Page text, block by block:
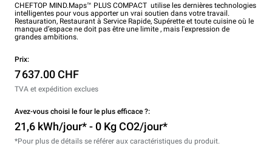
CHEFTOP MIND.Maps™ PLUS COMPACT utilise les dernières technologies
intelligentes pour vous apporter un vrai soutien dans votre travail.
Restauration, Restaurant à Service Rapide, Supérette et toute cuisine où le
manque d’espace ne doit pas être une limite , mais l'expression de
grandes ambitions.
Prix:
7 637.00 CHF
TVA et expédition exclues
Avez-vous choisi le four le plus efficace ?:
21,6 kWh/jour* - 0 Kg CO2/jour*
*Pour plus de détails se référer aux caractéristiques du produit.